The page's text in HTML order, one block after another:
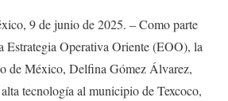
9 de junio de 2025. – Como parte
Estrategia Operativa Oriente (EOO), la
de México, Delfina Gómez Álvarez,
tecnología al municipio de Texcoco,